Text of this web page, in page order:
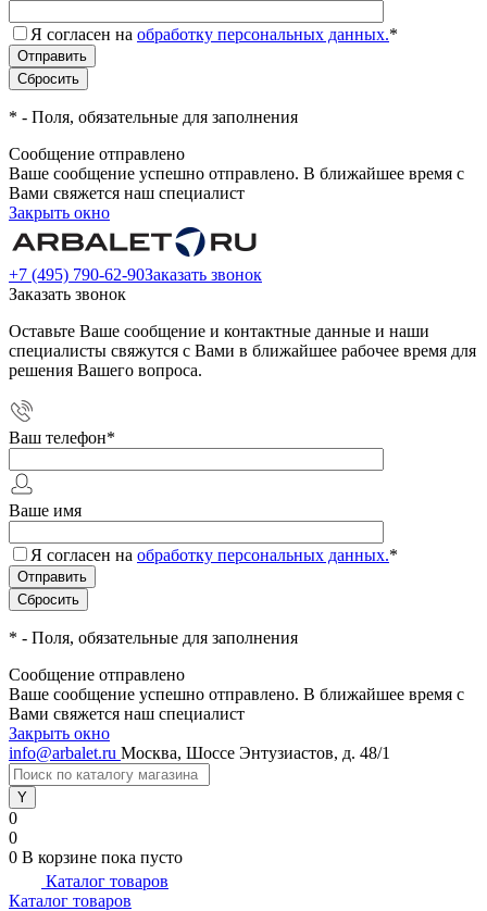
Я согласен на обработку персональных данных.*
* - Поля, обязательные для заполнения
Сообщение отправлено
Ваше сообщение успешно отправлено. В ближайшее время с
Вами свяжется наш специалист
Закрыть окно
+7 (495) 790-62-90Заказать звонок
Заказать звонок
Оставьте Ваше сообщение и контактные данные и наши
специалисты свяжутся с Вами в ближайшее рабочее время для
решения Вашего вопроса.
Ваш телефон*
Ваше имя
Я согласен на обработку персональных данных.*
* - Поля, обязательные для заполнения
Сообщение отправлено
Ваше сообщение успешно отправлено. В ближайшее время с
Вами свяжется наш специалист
Закрыть окно
info@arbalet.ru Москва, Шоссе Энтузиастов, д. 48/1
0
0
0 В корзине пока пусто
Каталог товаров
Каталог товаров